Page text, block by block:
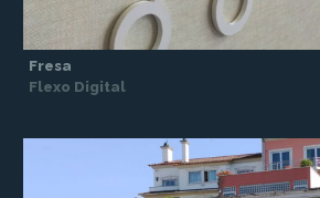
Fresa
Flexo Digital